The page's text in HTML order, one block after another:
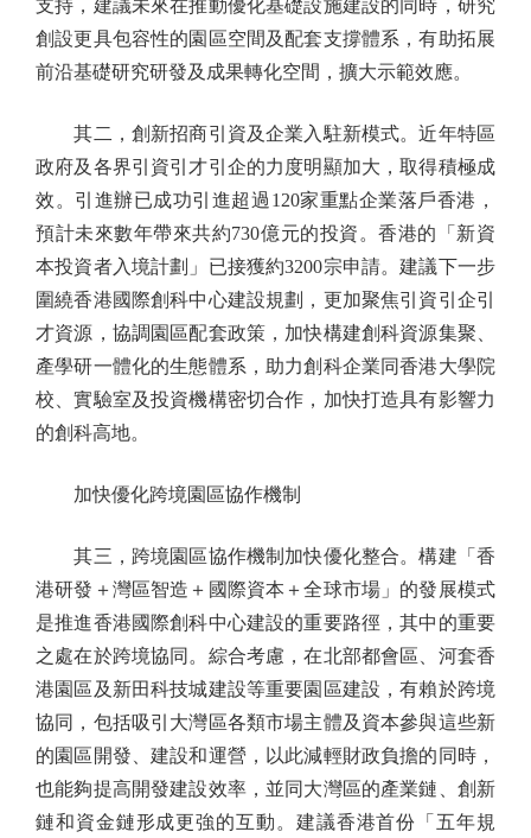
支持，建議未來在推動優化基礎設施建設的同時，研究
創設更具包容性的園區空間及配套支撐體系，有助拓展
前沿基礎研究研發及成果轉化空間，擴大示範效應。
其二，創新招商引資及企業入駐新模式。近年特區
政府及各界引資引才引企的力度明顯加大，取得積極成
效。引進辦已成功引進超過120家重點企業落戶香港，
預計未來數年帶來共約730億元的投資。香港的「新資
本投資者入境計劃」已接獲約3200宗申請。建議下一步
圍繞香港國際創科中心建設規劃，更加聚焦引資引企引
才資源，協調園區配套政策，加快構建創科資源集聚、
產學研一體化的生態體系，助力創科企業同香港大學院
校、實驗室及投資機構密切合作，加快打造具有影響力
的創科高地。
加快優化跨境園區協作機制
其三，跨境園區協作機制加快優化整合。構建「香
港研發＋灣區智造＋國際資本＋全球市場」的發展模式
是推進香港國際創科中心建設的重要路徑，其中的重要
之處在於跨境協同。綜合考慮，在北部都會區、河套香
港園區及新田科技城建設等重要園區建設，有賴於跨境
協同，包括吸引大灣區各類市場主體及資本參與這些新
的園區開發、建設和運營，以此減輕財政負擔的同時，
也能夠提高開發建設效率，並同大灣區的產業鏈、創新
鏈和資金鏈形成更強的互動。建議香港首份「五年規